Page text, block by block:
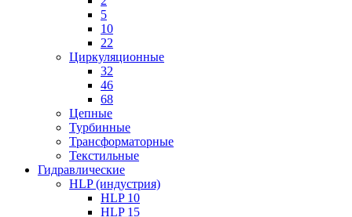
5
10
22
Циркуляционные
32
46
68
Цепные
Турбинные
Трансформаторные
Текстильные
Гидравлические
HLP (индустрия)
HLP 10
HLP 15